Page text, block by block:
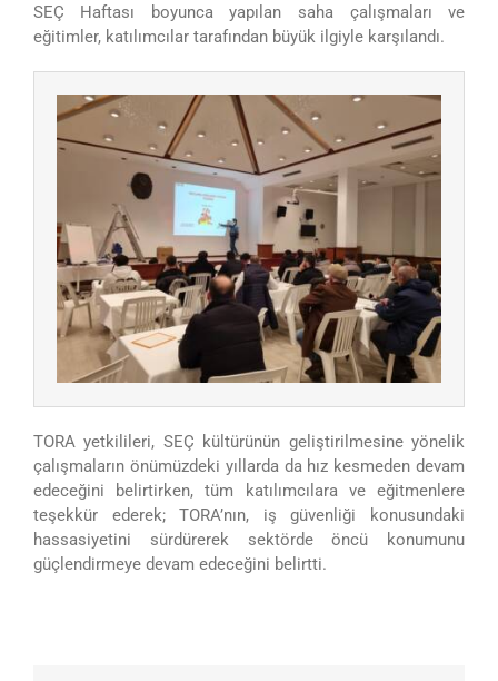
SEÇ Haftası boyunca yapılan saha çalışmaları ve
eğitimler, katılımcılar tarafından büyük ilgiyle karşılandı.
TORA yetkilileri, SEÇ kültürünün geliştirilmesine yönelik
çalışmaların önümüzdeki yıllarda da hız kesmeden devam
edeceğini belirtirken, tüm katılımcılara ve eğitmenlere
teşekkür ederek; TORA’nın, iş güvenliği konusundaki
hassasiyetini sürdürerek sektörde öncü konumunu
güçlendirmeye devam edeceğini belirtti.